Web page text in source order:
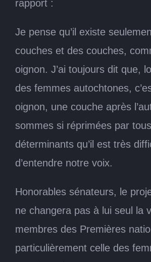
rapport :
Je pense qu’il existe
couches et des couches,
oignon. J’ai toujours dit que,
des femmes autochtones,
oignon, une couche après
sommes si réprimées par
déterminants qu’il est très
d’entendre notre voix.
Honorables sénateurs, le
ne changera pas à lui seul la
membres des Premières
particulièrement celle des